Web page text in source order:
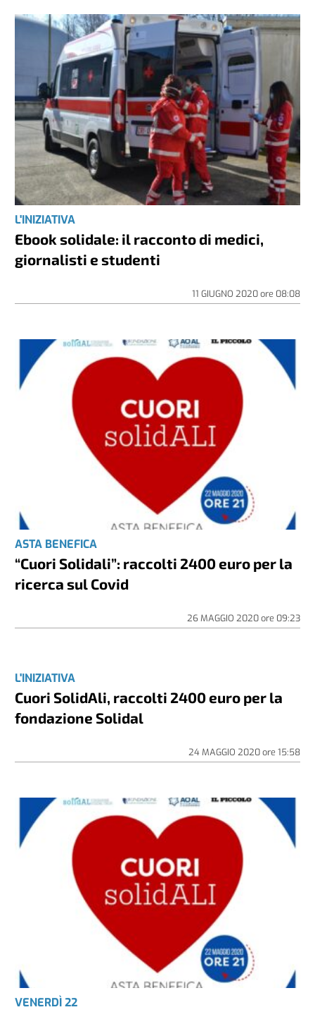
L'INIZIATIVA
Ebook solidale: il racconto di medici,
giornalisti e studenti
11 GIUGNO 2020ore 08:08
ASTA BENEFICA
“Cuori Solidali”: raccolti 2400 euro per la
ricerca sul Covid
26 MAGGIO 2020ore 09:23
L'INIZIATIVA
Cuori SolidAli, raccolti 2400 euro per la
fondazione Solidal
24 MAGGIO 2020ore 15:58
VENERDÌ 22